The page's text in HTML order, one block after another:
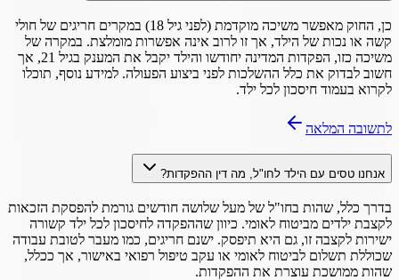
כן, החוק מאפשר משיכה מוקדמת (לפני גיל 18) במקרים חריגים של חולי
קשה או נכות של הילד, אך זו לרוב אינה אפשרות מומלצת. במקרה של
משיכה כזו, הפקדות המדינה יחודשו והילד יקבל את המענק בגיל 21, אך
חשוב לבדוק את כלל ההשלכות לפני ביצוע הפעולה. למידע נוסף, תוכלו
לקרוא בעמוד חיסכון לכל ילד.
לתשובה המלאה
אנחנו טסים עם הילד לחו"ל, מה דין ההפקדות?
בדרך כלל, שהות בחו"ל של מעל שלושה חודשים גורמת להפסקת הזכאות
לקצבת ילדים מביטוח לאומי. כיוון שההפקדה לחיסכון לכל ילד קשורה
ישירות לקצבה זו, גם היא תיפסק. ישנם חריגים, כמו מעבר לטובת עבודה
שכוללת תשלום לביטוח לאומי או עקב טיפול רפואי באישור, אך ככלל,
שהות ממושכת עוצרת את ההפקדות.